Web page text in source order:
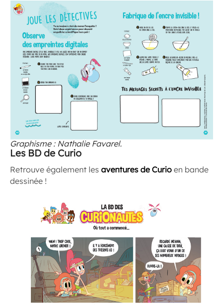
Graphisme : Nathalie Favarel.
Les BD de Curio
Retrouve également les aventures de Curio en bande
dessinée !